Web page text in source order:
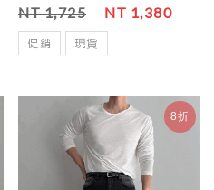
NT 1,725 NT 1,380
促銷 現貨
8折